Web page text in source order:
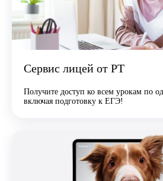
Сервис лицей от РТ
Получите доступ ко всем урокам по
включая подготовку к ЕГЭ!